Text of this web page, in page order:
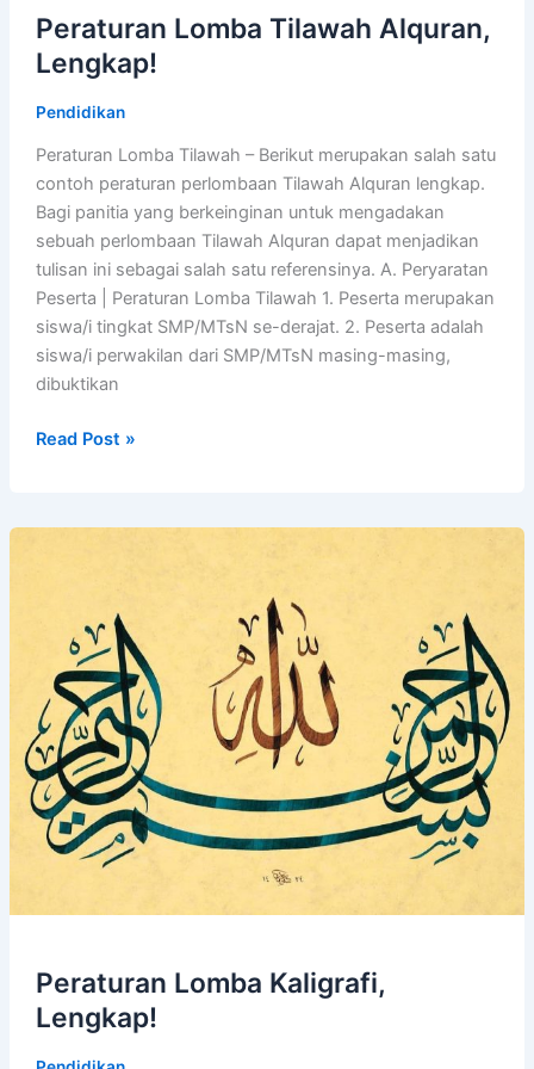
Peraturan Lomba Tilawah Alquran,
Lengkap!
Pendidikan
Peraturan Lomba Tilawah – Berikut merupakan salah satu
contoh peraturan perlombaan Tilawah Alquran lengkap.
Bagi panitia yang berkeinginan untuk mengadakan
sebuah perlombaan Tilawah Alquran dapat menjadikan
tulisan ini sebagai salah satu referensinya. A. Peryaratan
Peserta | Peraturan Lomba Tilawah 1. Peserta merupakan
siswa/i tingkat SMP/MTsN se-derajat. 2. Peserta adalah
siswa/i perwakilan dari SMP/MTsN masing-masing,
dibuktikan
Peraturan
Alquran,
Read Post »
Peraturan Lomba Kaligrafi,
Lengkap!